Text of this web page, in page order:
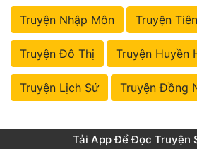
Truyện Nhập Môn Truyện
Truyện Đô Thị Truyện Huyền
Truyện Lịch Sử Truyện Đồng
Tải App Để Đọc Truyện